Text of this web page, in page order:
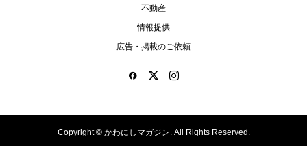
不動産
情報提供
広告・掲載のご依頼
Copyright ©かわにしマガジン. All Rights Reserved.